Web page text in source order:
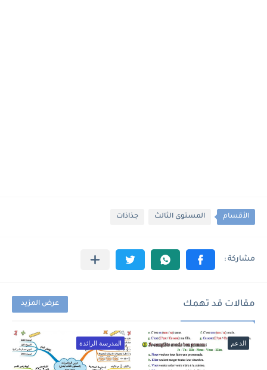
الأقسام المستوى الثالث جذاذات
مقالات قد تهمك عرض المزيد
الدعم المدرسة الرائدة